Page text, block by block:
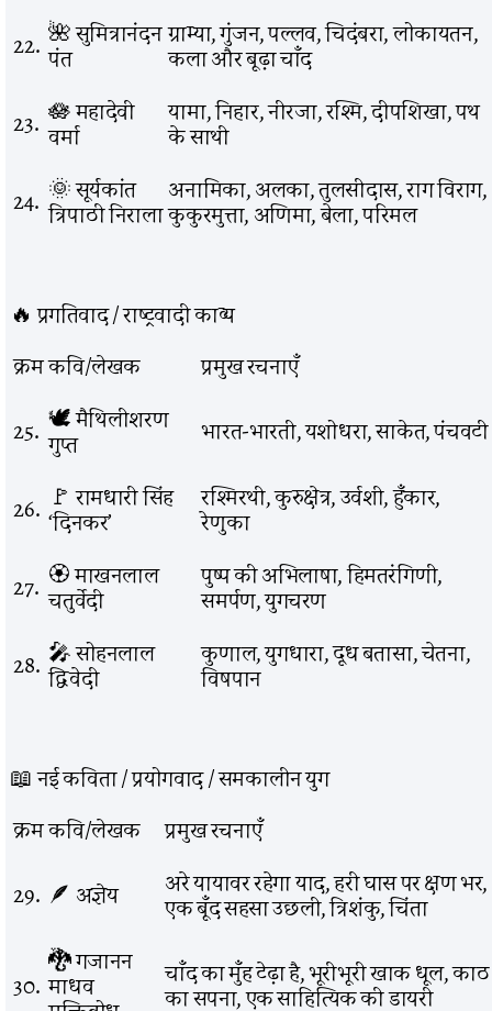
22. 🌺 सुमित्रानंदन
पंत
ग्राम्या, गुंजन, पल्लव, चिदंबरा, लोकायतन,
कला और बूढ़ा चाँद
23. 🪷 महादेवी
वर्मा
यामा, निहार, नीरजा, रश्मि, दीपशिखा, पथ
के साथी
24. 🌞 सूर्यकांत
त्रिपाठी निराला
अनामिका, अलका, तुलसीदास, राग विराग,
कुकुरमुत्ता, अणिमा, बेला, परिमल
🔥 प्रगतिवाद / राष्ट्रवादी काव्य
क्रमकवि/लेखक
प्रमुख रचनाएँ
25. 🕊️ मैथिलीशरण
गुप्त भारत-भारती, यशोधरा, साकेत, पंचवटी
26. 🚩 रामधारी सिंह
‘दिनकर’
रश्मिरथी, कुरुक्षेत्र, उर्वशी, हुँकार,
रेणुका
27. 🏵️ माखनलाल
चतुर्वेदी
पुष्प की अभिलाषा, हिमतरंगिणी,
समर्पण, युगचरण
28. 🎤 सोहनलाल
द्विवेदी
कुणाल, युगधारा, दूध बतासा, चेतना,
विषपान
📖 नई कविता / प्रयोगवाद / समकालीन युग
क्रमकवि/लेखक
प्रमुख रचनाएँ
29. 🪶 अज्ञेय अरे यायावर रहेगा याद, हरी घास पर क्षण भर,
एक बूँद सहसा उछली, त्रिशंकु, चिंता
30.
🐉 गजानन
माधव चाँद का मुँह टेढ़ा है, भूरीभूरी खाक धूल, काठ
का सपना, एक साहित्यिक की डायरी